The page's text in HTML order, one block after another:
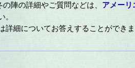
陣の詳細やご質問などは、 アメーリ
。
細についてお答えすることができ